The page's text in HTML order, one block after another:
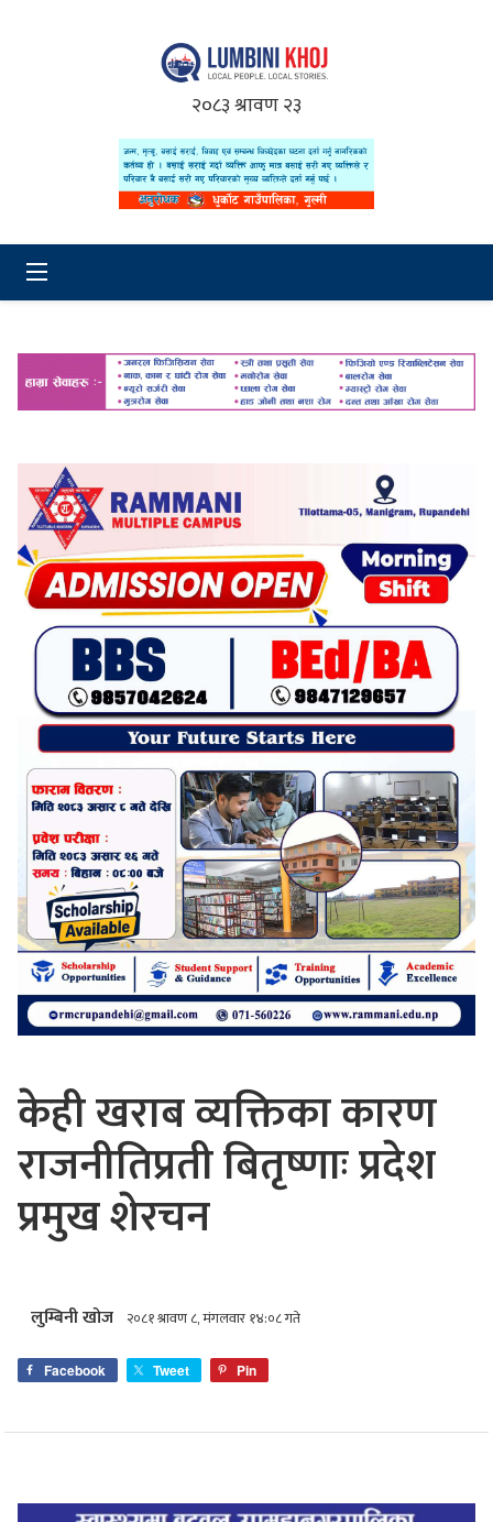
२०८३ श्रावण २३
केही खराब व्यक्तिका कारण
राजनीतिप्रती बितृष्णाः प्रदेश
प्रमुख शेरचन
लुम्बिनी खोज २०८१ श्रावण ८, मंगलवार १४:०८ गते
Facebook Tweet Pin